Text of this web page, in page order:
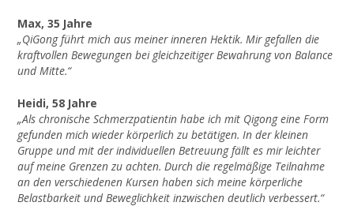
Max, 35 Jahre
„QiGong führt mich aus meiner inneren Hektik. Mir gefallen die
kraftvollen Bewegungen bei gleichzeitiger Bewahrung von Balance
und Mitte.“
Heidi, 58 Jahre
„Als chronische Schmerzpatientin habe ich mit Qigong eine Form
gefunden mich wieder körperlich zu betätigen. In der kleinen
Gruppe und mit der individuellen Betreuung fällt es mir leichter
auf meine Grenzen zu achten. Durch die regelmäßige Teilnahme
an den verschiedenen Kursen haben sich meine körperliche
Belastbarkeit und Beweglichkeit inzwischen deutlich verbessert.“